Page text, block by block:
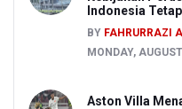
Indonesia
BY FAHRURRAZI
MONDAY,
Aston Villa